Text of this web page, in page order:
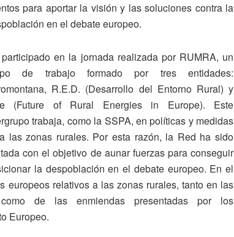
para aportar la visión y las soluciones contra la
en el debate europeo.
en la jornada realizada por RUMRA, un
de trabajo formado por tres entidades:
R.E.D. (Desarrollo del Entorno Rural) y
(Future of Rural Energies in Europe). Este
trabaja, como la SSPA, en políticas y medidas
las zonas rurales. Por esta razón, la Red ha sido
con el objetivo de aunar fuerzas para conseguir
la despoblación en el debate europeo. En el
europeos relativos a las zonas rurales, tanto en las
de las enmiendas presentadas por los
Europeo.